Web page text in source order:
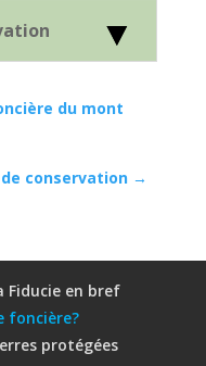
du mont
conservation →
Fiducie en bref
foncière?
protégées